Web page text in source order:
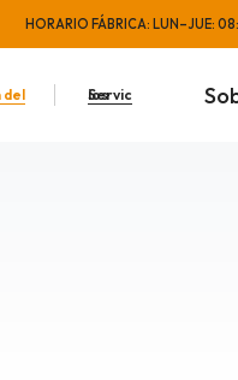
HORARIO FÁBRICA: LUN–JUE:
Servicios